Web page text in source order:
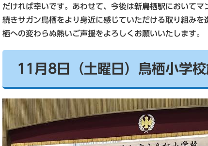
だければ幸いです。あわせて、今後は新鳥栖駅において
続きサガン鳥栖をより身近に感じていただける取り組み
栖への変わらぬ熱いご声援をよろしくお願いいたします。
11月8日（土曜日）鳥栖小学